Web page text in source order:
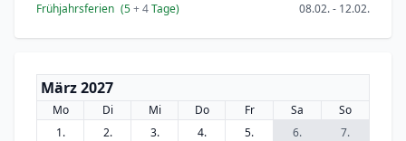
Frühjahrsferien (5+ 4Tage) 08.02. - 12.02.
März 2027
Mo Di Mi Do Fr Sa
So
1.
2. 3. 4. 5. 6.
7.